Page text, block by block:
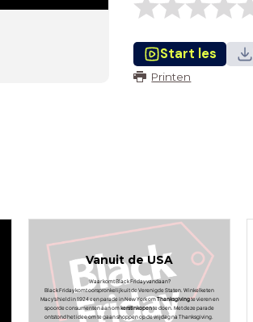
Start les
Printen
Vanuit de USA
Waar komt Black Friday vandaan?
Black Friday komt oorspronkelijk uit de Verenigde Staten. Winkelketen
Macy’s hield in 1924 een parade in New York omThanksgivingte vieren en
spoorde consumenten aan omkerstinkopente doen. Met deze parade
ontstond het idee om te gaan shoppen op de vrijdag na Thanksgiving.